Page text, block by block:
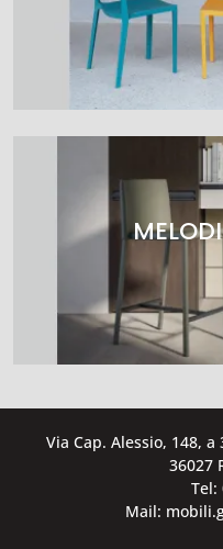
Via Cap. Alessio, 148,
36027
Tel:
Mail: